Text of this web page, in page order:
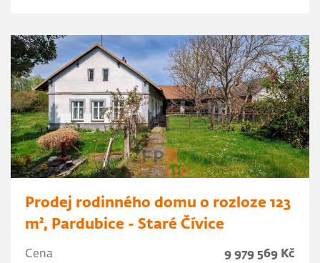
Prodej rodinného domu o rozloze 123
m², Pardubice - Staré Čívice
Cena 9 979 569 Kč